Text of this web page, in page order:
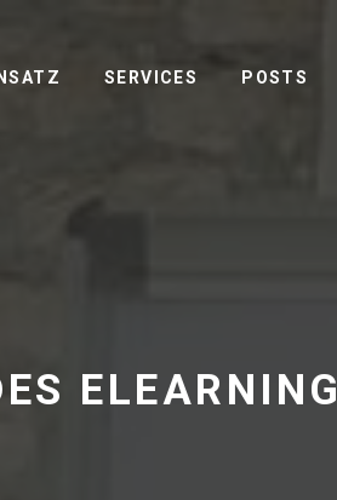
SERVICES POSTS
ELEARNING